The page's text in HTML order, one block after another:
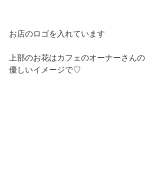
お店のロゴを入れています
上部のお花はカフェのオーナーさんの
優しいイメージで♡